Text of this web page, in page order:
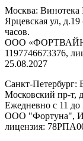
Москва: Винотека
Ярцевская ул,
часов.
ООО «ФОРТВАЙН
1197746673376,
25.08.2027
Санкт-Петербург:
Московский пр-т,
Ежедневно с 11 до
ООО "Фортуна",
лицензия: